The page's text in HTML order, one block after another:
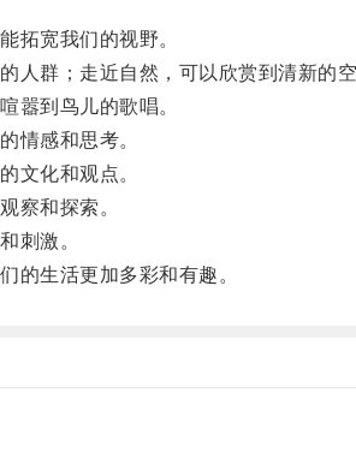
宽我们的视野。
群；走近自然，可以欣赏到清新的空
到鸟儿的歌唱。
情感和思考。
文化和观点。
察和探索。
刺激。
生活更加多彩和有趣。